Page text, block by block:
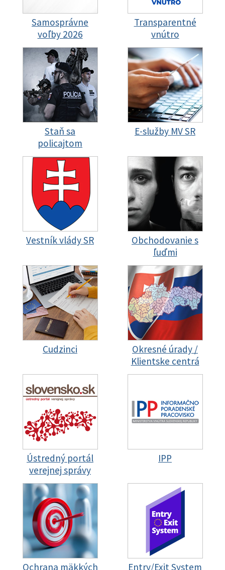
Samosprávne
voľby 2026
Transparentné
vnútro
Staň sa
policajtom
E-služby MV SR
Vestník vlády SR
Obchodovanie s
ľuďmi
Cudzinci
Okresné úrady /
Klientske centrá
Ústredný portál
verejnej správy
IPP
Ochrana mäkkých
Entry/Exit System